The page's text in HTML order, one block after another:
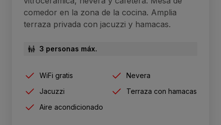
comedor en la zona de la cocina. Amplia
terraza privada con jacuzzi y hamacas.
3 personas máx.
WiFi gratis
Nevera
Jacuzzi
Terraza con hamacas
Aire acondicionado